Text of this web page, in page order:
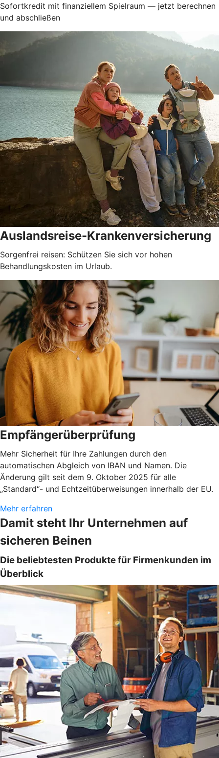
Sofortkredit mit finanziellem Spielraum — jetzt berechnen
und abschließen
Auslandsreise-Krankenversicherung
Sorgenfrei reisen: Schützen Sie sich vor hohen
Behandlungskosten im Urlaub.
Empfängerüberprüfung
Mehr Sicherheit für Ihre Zahlungen durch den
automatischen Abgleich von IBAN und Namen. Die
Änderung gilt seit dem 9. Oktober 2025 für alle
„Standard“- und Echtzeitüberweisungen innerhalb der EU.
Mehr erfahren
Damit steht Ihr Unternehmen auf
sicheren Beinen
Die beliebtesten Produkte für Firmenkunden im
Überblick